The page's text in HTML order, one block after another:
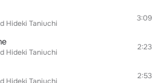
Hideki Taniuchi
3:09
Hideki Taniuchi
2:23
2:53